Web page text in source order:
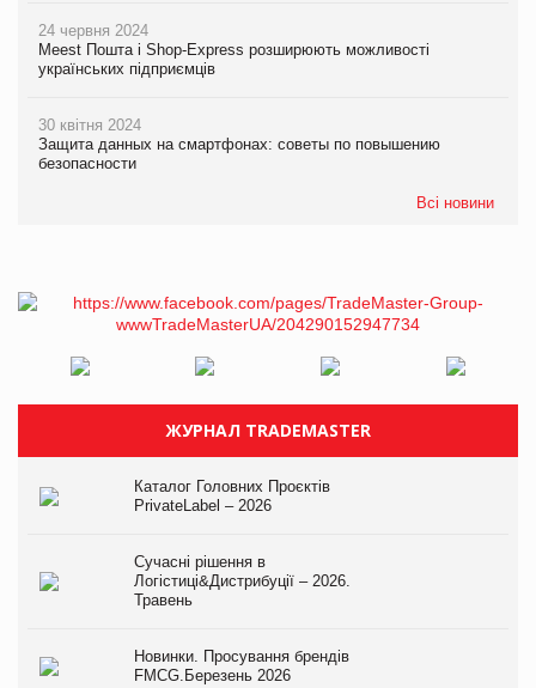
24 червня 2024
Meest Пошта і Shop-Express розширюють можливості
українських підприємців
30 квітня 2024
Защита данных на смартфонах: советы по повышению
безопасности
Всі новини
ЖУРНАЛ TRADEMASTER
Каталог Головних Проєктів
PrivateLabel – 2026
Сучасні рішення в
Логістиці&Дистрибуції – 2026.
Травень
Новинки. Просування брендів
FMCG.Березень 2026